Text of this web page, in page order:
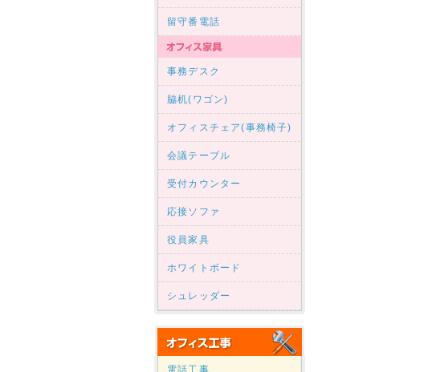
留守番電話
事務デスク
脇机(ワゴン)
オフィスチェア(事務椅子)
会議テーブル
受付カウンター
応接ソファ
役員家具
ホワイトボード
シュレッダー
電話工事